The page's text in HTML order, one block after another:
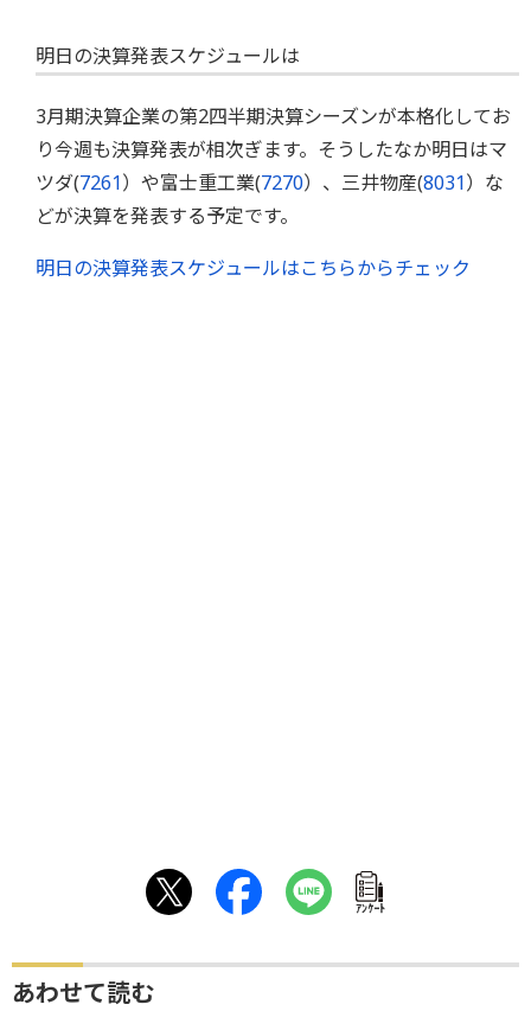
明日の決算発表スケジュールは
3月期決算企業の第2四半期決算シーズンが本格化してお
り今週も決算発表が相次ぎます。そうしたなか明日はマ
ツダ(7261）や富士重工業(7270）、三井物産(8031）な
どが決算を発表する予定です。
明日の決算発表スケジュールはこちらからチェック
ｱﾝｹｰﾄ
あわせて読む